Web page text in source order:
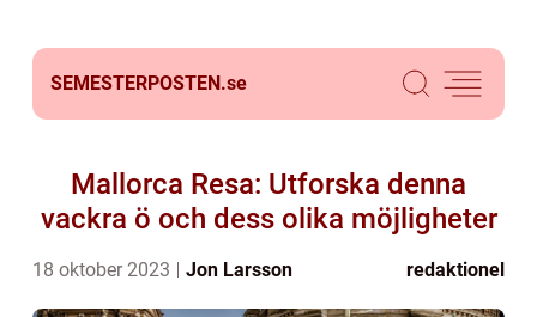
SEMESTERPOSTEN.se
Mallorca Resa: Utforska denna
vackra ö och dess olika möjligheter
18 oktober 2023 Jon Larsson redaktionel